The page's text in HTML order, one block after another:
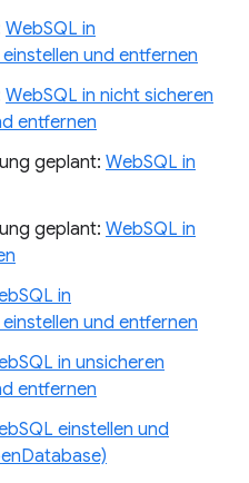
WebSQL in
und entfernen
WebSQL in nicht sicheren
entfernen
geplant: WebSQL in
geplant: WebSQL in
in
und entfernen
in unsicheren
entfernen
einstellen und